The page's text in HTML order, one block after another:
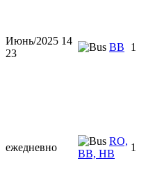
Июнь/2025 14
23
BB 1
ежедневно
RO,
BB, HB
1